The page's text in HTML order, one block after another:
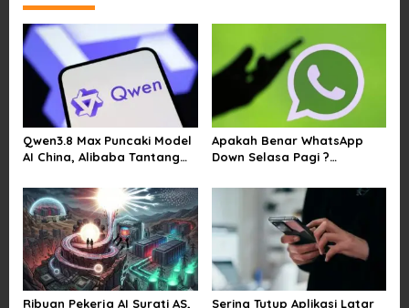
a
v
i
a
t
o
n
Qwen3.8 Max Puncaki Model
AI China, Alibaba Tantang
Apakah Benar WhatsApp
Down Selasa Pagi ?
Gambar dan Video di
Sejumlah Wilayah
Ribuan Pekerja AI Surati AS, Sering Tutup Aplikasi Latar